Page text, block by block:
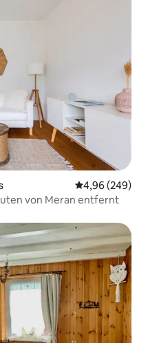
4,96 (249)
von Meran entfernt